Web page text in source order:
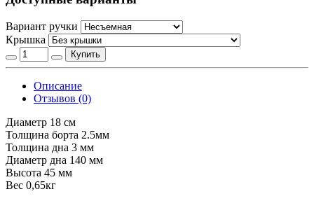
Вариант ручки
Крышка
Купить
Описание
Отзывов (0)
Диаметр 18 см
Толщина борта 2.5мм
Толщина дна 3 мм
Диаметр дна 140 мм
Высота 45 мм
Вес 0,65кг